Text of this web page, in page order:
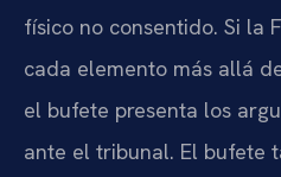
físico no consentido. Si la
cada elemento más allá
el bufete presenta los
ante el tribunal. El bufete